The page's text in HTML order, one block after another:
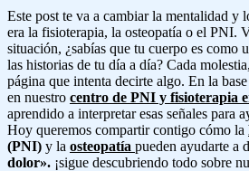
Este post te va a cambiar la mentalidad y
era la fisioterapia, la osteopatía o el PNI.
situación, ¿sabías que tu cuerpo es como
las historias de tu día a día? Cada
página que intenta decirte algo. En la
en nuestro centro de PNI y fisioterapia
aprendido a interpretar esas señales para
Hoy queremos compartir contigo cómo la
(PNI) y la osteopatía pueden ayudarte a
dolor». ¡sigue descubriendo todo sobre